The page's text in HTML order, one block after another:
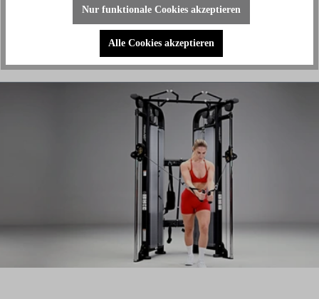
Nur funktionale Cookies akzeptieren
Alle Cookies akzeptieren